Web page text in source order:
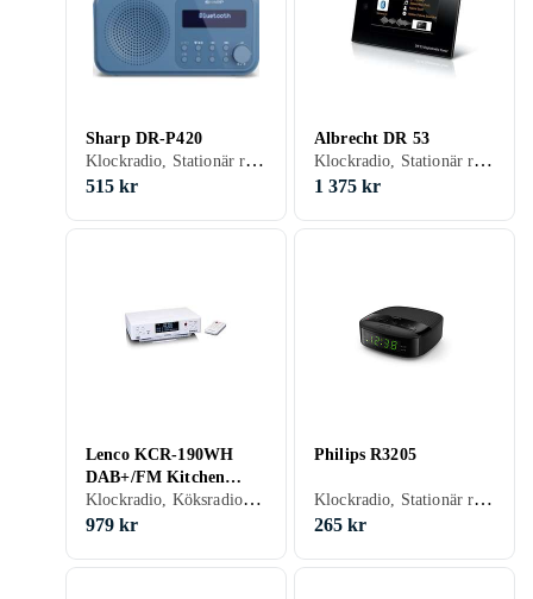
Sharp DR-P420
Klockradio, Stationär radio, Bärbar radio, FM, DAB, DAB+, Batteri, RDS-radio, Klockradio med alarm, Hörlursutgång, USB
515 kr
Albrecht DR 53
Klockradio, Stationär radio, FM, DAB, DAB+, Klockradio med alarm, Fjärrkontroll, Display, USB
1 375 kr
Lenco KCR-190WH
DAB+/FM Kitchen
Radio with Bluetooth
LED Lighting and
Klockradio, Köksradio, Stationär radio, FM, DAB+, Klockradio med alarm, Display, USB
979 kr
Philips R3205
Klockradio, Stationär radio, Bärbar radio, FM, DAB, MW, Batteri, Klockradio med alarm, Display
265 kr